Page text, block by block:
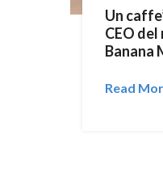
Un
CEO
Banana
Read